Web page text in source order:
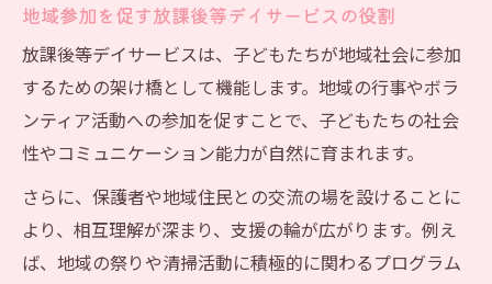
地域参加を促す放課後等デイサービスの役割
放課後等デイサービスは、子どもたちが地域社会に参加
するための架け橋として機能します。地域の行事やボラ
ンティア活動への参加を促すことで、子どもたちの社会
性やコミュニケーション能力が自然に育まれます。
さらに、保護者や地域住民との交流の場を設けることに
より、相互理解が深まり、支援の輪が広がります。例え
ば、地域の祭りや清掃活動に積極的に関わるプログラム